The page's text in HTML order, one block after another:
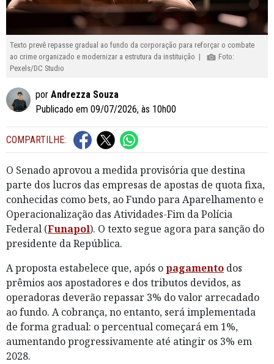
Texto prevê repasse gradual ao fundo da corporação para reforçar o combate
ao crime organizado e modernizar a estrutura da instituição |
Foto:
Pexels/DC Studio
por Andrezza Souza
Publicado em 09/07/2026, às 10h00
COMPARTILHE:
O Senado aprovou a medida provisória que destina
parte dos lucros das empresas de apostas de quota fixa,
conhecidas como bets, ao Fundo para Aparelhamento e
Operacionalização das Atividades-Fim da Polícia
Federal (Funapol). O texto segue agora para sanção do
presidente da República.
A proposta estabelece que, após opagamento dos
prêmios aos apostadores e dos tributos devidos, as
operadoras deverão repassar 3% do valor arrecadado
ao fundo. A cobrança, no entanto, será implementada
de forma gradual: o percentual começará em 1%,
aumentando progressivamente até atingir os 3% em
2028.